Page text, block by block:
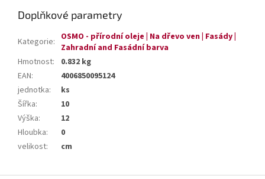
Doplňkové parametry
Kategorie: OSMO - přírodní oleje | Na dřevo ven | Fasády |
Zahradní and Fasádní barva
Hmotnost:
0.832 kg
EAN:
4006850095124
jednotka:
ks
Šířka:
10
Výška:
12
Hloubka:
0
velikost: cm